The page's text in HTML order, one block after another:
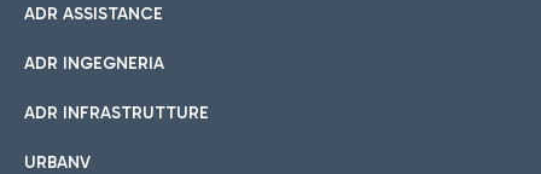
ADR ASSISTANCE
ADR INGEGNERIA
ADR INFRASTRUTTURE
URBANV